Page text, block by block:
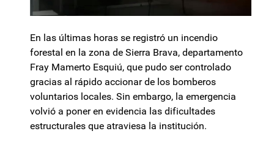
En las últimas horas se registró un incendio
forestal en la zona de Sierra Brava, departamento
Fray Mamerto Esquiú, que pudo ser controlado
gracias al rápido accionar de los bomberos
voluntarios locales. Sin embargo, la emergencia
volvió a poner en evidencia las dificultades
estructurales que atraviesa la institución.